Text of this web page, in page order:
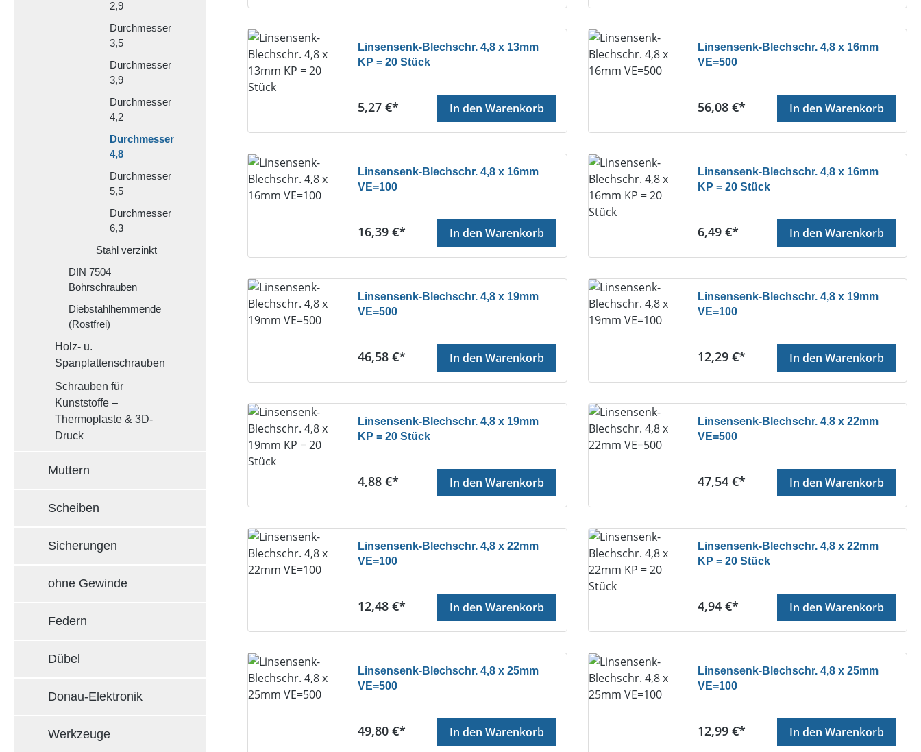
2,9
Durchmesser
3,5
Durchmesser
3,9
Durchmesser
4,2
Durchmesser
4,8
Durchmesser
5,5
Durchmesser
6,3
Stahl verzinkt
DIN 7504
Bohrschrauben
Diebstahlhemmende
(Rostfrei)
Holz- u.
Spanplattenschrauben
Schrauben für
Kunststoffe –
Thermoplaste & 3D-
Druck
Muttern
Scheiben
Sicherungen
ohne Gewinde
Federn
Dübel
Donau-Elektronik
Werkzeuge
Linsensenk-Blechschr. 4,8 x 13mm
KP = 20 Stück
Regulärer Preis:
5,27 €* In den Warenkorb
Linsensenk-Blechschr. 4,8 x 16mm
VE=500
Regulärer Preis:
56,08 €* In den Warenkorb
Linsensenk-Blechschr. 4,8 x 16mm
VE=100
Regulärer Preis:
16,39 €* In den Warenkorb
Linsensenk-Blechschr. 4,8 x 16mm
KP = 20 Stück
Regulärer Preis:
6,49 €* In den Warenkorb
Linsensenk-Blechschr. 4,8 x 19mm
VE=500
Regulärer Preis:
46,58 €* In den Warenkorb
Linsensenk-Blechschr. 4,8 x 19mm
VE=100
Regulärer Preis:
12,29 €* In den Warenkorb
Linsensenk-Blechschr. 4,8 x 19mm
KP = 20 Stück
Regulärer Preis:
4,88 €* In den Warenkorb
Linsensenk-Blechschr. 4,8 x 22mm
VE=500
Regulärer Preis:
47,54 €* In den Warenkorb
Linsensenk-Blechschr. 4,8 x 22mm
VE=100
Regulärer Preis:
12,48 €* In den Warenkorb
Linsensenk-Blechschr. 4,8 x 22mm
KP = 20 Stück
Regulärer Preis:
4,94 €* In den Warenkorb
Linsensenk-Blechschr. 4,8 x 25mm
VE=500
Regulärer Preis:
49,80 €* In den Warenkorb
Linsensenk-Blechschr. 4,8 x 25mm
VE=100
Regulärer Preis:
12,99 €* In den Warenkorb